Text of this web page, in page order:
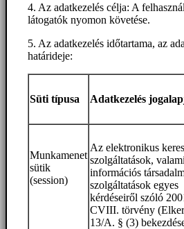
4. Az adatkezelés célja: A
látogatók nyomon követése.
5. Az adatkezelés időtartama, az
határideje:
Süti típusa Adatkezelés
Munkamenet
sütik
(session)
Az elektronikus
szolgáltatások,
információs
szolgáltatások egyes
kérdéseiről szóló
CVIII. törvény
13/A. § (3)